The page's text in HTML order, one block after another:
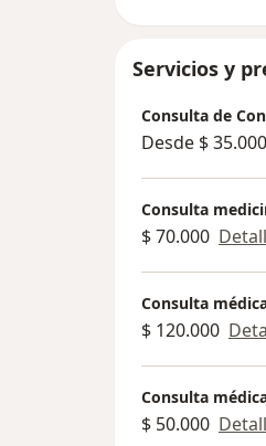
Servicios y
Consulta de
Desde $ 35.000
Consulta
$ 70.000
Consulta
$ 120.000
Consulta
$ 50.000